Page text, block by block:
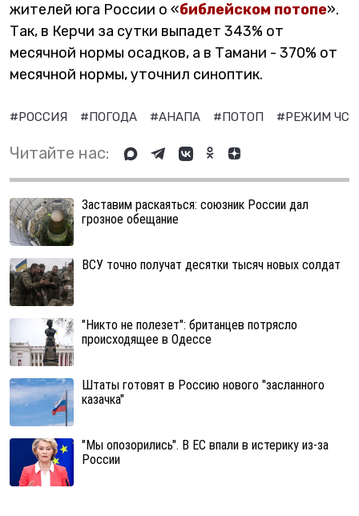
жителей юга России о «библейском потопе».
Так, в Керчи за сутки выпадет 343% от
месячной нормы осадков, а в Тамани - 370% от
месячной нормы, уточнил синоптик.
#РОССИЯ #ПОГОДА #АНАПА #ПОТОП #РЕЖИМ ЧС
Читайте нас:
Заставим раскаяться: союзник России дал
грозное обещание
ВСУ точно получат десятки тысяч новых солдат
"Никто не полезет": британцев потрясло
происходящее в Одессе
Штаты готовят в Россию нового "засланного
казачка"
"Мы опозорились". В ЕС впали в истерику из-за
России